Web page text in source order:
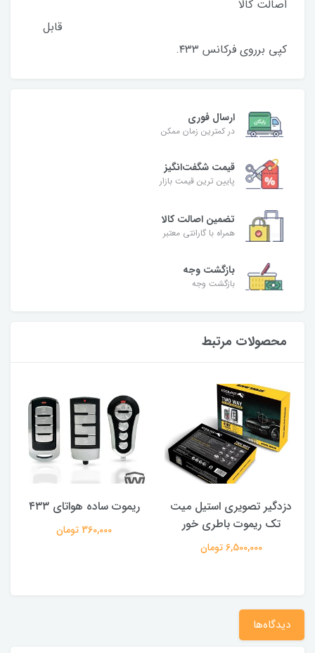
اصالت کالا
قابل
کپی برروی فرکانس ۴۳۳.
ارسال فوری
در کمترین زمان ممکن
قیمت شگفت‌انگیز
پایین ترین قیمت بازار
تضمین اصالت کالا
همراه با گارانتی معتبر
بازگشت وجه
بازگشت وجه
محصولات مرتبط
دزدگیر تصویری استیل میت
تک ریموت باطری خور
6,500,000 تومان
ریموت ساده هواتای ۴۳۳
360,000 تومان
دیدگاه‌ها